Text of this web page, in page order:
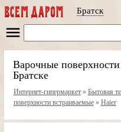
Братск
Варочные
Братске
Интернет-гипермаркет» Бытовая
поверхности встраиваемые» Haier